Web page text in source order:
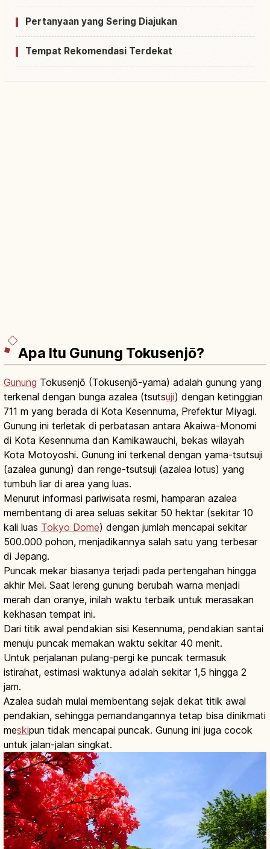
Pertanyaan yang Sering Diajukan
Tempat Rekomendasi Terdekat
Apa Itu Gunung Tokusenjō?
Gunung Tokusenjō (Tokusenjō-yama) adalah gunung yang
terkenal dengan bunga azalea (tsutsuji) dengan ketinggian
711 m yang berada di Kota Kesennuma, Prefektur Miyagi.
Gunung ini terletak di perbatasan antara Akaiwa-Monomi
di Kota Kesennuma dan Kamikawauchi, bekas wilayah
Kota Motoyoshi. Gunung ini terkenal dengan yama-tsutsuji
(azalea gunung) dan renge-tsutsuji (azalea lotus) yang
tumbuh liar di area yang luas.
Menurut informasi pariwisata resmi, hamparan azalea
membentang di area seluas sekitar 50 hektar (sekitar 10
kali luas Tokyo Dome) dengan jumlah mencapai sekitar
500.000 pohon, menjadikannya salah satu yang terbesar
di Jepang.
Puncak mekar biasanya terjadi pada pertengahan hingga
akhir Mei. Saat lereng gunung berubah warna menjadi
merah dan oranye, inilah waktu terbaik untuk merasakan
kekhasan tempat ini.
Dari titik awal pendakian sisi Kesennuma, pendakian santai
menuju puncak memakan waktu sekitar 40 menit.
Untuk perjalanan pulang-pergi ke puncak termasuk
istirahat, estimasi waktunya adalah sekitar 1,5 hingga 2
jam.
Azalea sudah mulai membentang sejak dekat titik awal
pendakian, sehingga pemandangannya tetap bisa dinikmati
meskipun tidak mencapai puncak. Gunung ini juga cocok
untuk jalan-jalan singkat.